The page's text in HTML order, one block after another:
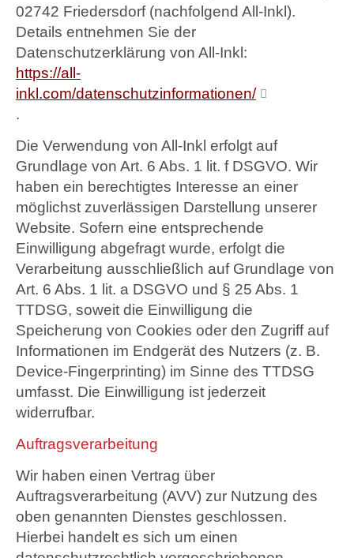
02742 Friedersdorf (nachfolgend All-Inkl).
Details entnehmen Sie der
Datenschutzerklärung von All-Inkl:
https://all-
inkl.com/datenschutzinformationen/
.
Die Verwendung von All-Inkl erfolgt auf
Grundlage von Art. 6 Abs. 1 lit. f DSGVO. Wir
haben ein berechtigtes Interesse an einer
möglichst zuverlässigen Darstellung unserer
Website. Sofern eine entsprechende
Einwilligung abgefragt wurde, erfolgt die
Verarbeitung ausschließlich auf Grundlage von
Art. 6 Abs. 1 lit. a DSGVO und § 25 Abs. 1
TTDSG, soweit die Einwilligung die
Speicherung von Cookies oder den Zugriff auf
Informationen im Endgerät des Nutzers (z. B.
Device-Fingerprinting) im Sinne des TTDSG
umfasst. Die Einwilligung ist jederzeit
widerrufbar.
Auftragsverarbeitung
Wir haben einen Vertrag über
Auftragsverarbeitung (AVV) zur Nutzung des
oben genannten Dienstes geschlossen.
Hierbei handelt es sich um einen